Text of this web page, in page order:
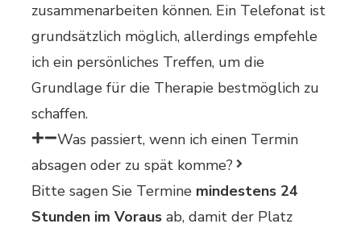
zusammenarbeiten können. Ein Telefonat ist
grundsätzlich möglich, allerdings empfehle
ich ein persönliches Treffen, um die
Grundlage für die Therapie bestmöglich zu
schaffen.
Was passiert, wenn ich einen Termin
absagen oder zu spät komme?
Bitte sagen Sie Termine mindestens 24
Stunden im Voraus ab, damit der Platz